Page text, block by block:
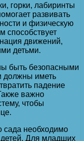
горки, лабиринты
развивать
и физическую
способствует
движений,
детьми.
быть безопасными
должны иметь
падение
важно
чтобы
сада необходимо
детей. Для младших